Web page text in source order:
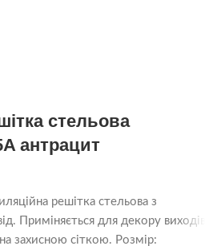
стельова
антрацит
решітка стельова з
Приміняється для декору виходів
захисною сіткою. Розмір: